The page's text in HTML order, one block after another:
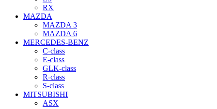
RX
MAZDA
MAZDA 3
MAZDA 6
MERCEDES-BENZ
C-class
E-class
GLK-class
R-class
S-class
MITSUBISHI
ASX